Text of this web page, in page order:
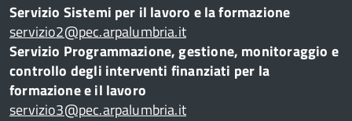
Servizio Sistemi per il lavoro e la formazione
servizio2@pec.arpalumbria.it
Servizio Programmazione, gestione, monitoraggio e
controllo degli interventi finanziati per la
formazione e il lavoro
servizio3@pec.arpalumbria.it